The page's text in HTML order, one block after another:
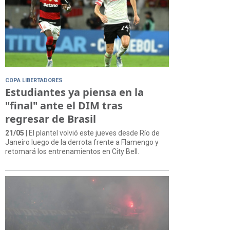
COPA LIBERTADORES
Estudiantes ya piensa en la
"final" ante el DIM tras
regresar de Brasil
21/05 | El plantel volvió este jueves desde Río de
Janeiro luego de la derrota frente a Flamengo y
retomará los entrenamientos en City Bell.